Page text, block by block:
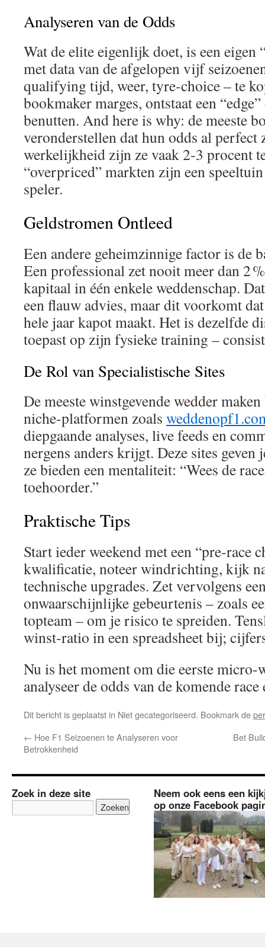
Analyseren van de Odds
Wat de elite eigenlijk doet, is een eigen
met data van de afgelopen vijf
qualifying tijd, weer, tyre‑choice – te
bookmaker marges, ontstaat een
benutten. And here is why: de meeste
veronderstellen dat hun odds al perfect
werkelijkheid zijn ze vaak 2‑3 procent
“overpriced” markten zijn een
speler.
Geldstromen Ontleed
Een andere geheimzinnige factor is de
Een professional zet nooit meer dan 2
kapitaal in één enkele weddenschap.
een flauw advies, maar dit voorkomt
hele jaar kapot maakt. Het is dezelfde
toepast op zijn fysieke training –
De Rol van Specialistische Sites
De meeste winstgevende wedder
niche‑platformen zoals
diepgaande analyses, live feeds en
nergens anders krijgt. Deze sites geven
ze bieden een mentaliteit: “Wees de
toehoorder.”
Praktische Tips
Start ieder weekend met een “pre‑race
kwalificatie, noteer windrichting, kijk
technische upgrades. Zet vervolgens
onwaarschijnlijke gebeurtenis – zoals
topteam – om je risico te spreiden.
winst‑ratio in een spreadsheet bij;
Nu is het moment om die eerste
analyseer de odds van de komende
Dit bericht is geplaatst in Niet gecategoriseerd. Bookmark de
← Hoe F1 Seizoenen te Analyseren voor
Betrokkenheid
Bet
Zoek in deze site
Neem ook eens een
op onze Facebook